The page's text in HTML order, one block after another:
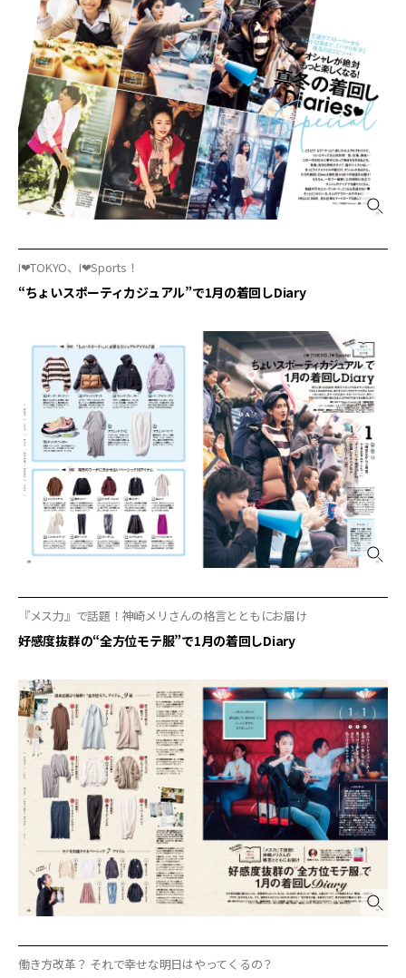
I❤︎TOKYO、I❤︎Sports！
“ちょいスポーティカジュアル”で1月の着回しDiary
『メス力』で話題！神崎メリさんの格言とともにお届け
好感度抜群の“全方位モテ服”で1月の着回しDiary
働き方改革？ それで幸せな明日はやってくるの？